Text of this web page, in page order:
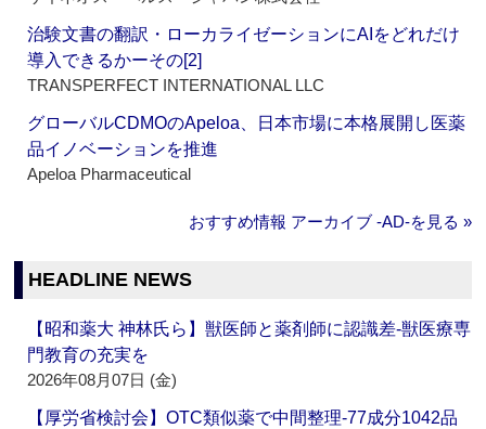
治験文書の翻訳・ローカライゼーションにAIをどれだけ
導入できるかーその[2]
TRANSPERFECT INTERNATIONAL LLC
グローバルCDMOのApeloa、日本市場に本格展開し医薬
品イノベーションを推進
Apeloa Pharmaceutical
おすすめ情報 アーカイブ ‐AD‐を見る »
HEADLINE NEWS
【昭和薬大 神林氏ら】獣医師と薬剤師に認識差‐獣医療専
門教育の充実を
2026年08月07日 (金)
【厚労省検討会】OTC類似薬で中間整理‐77成分1042品